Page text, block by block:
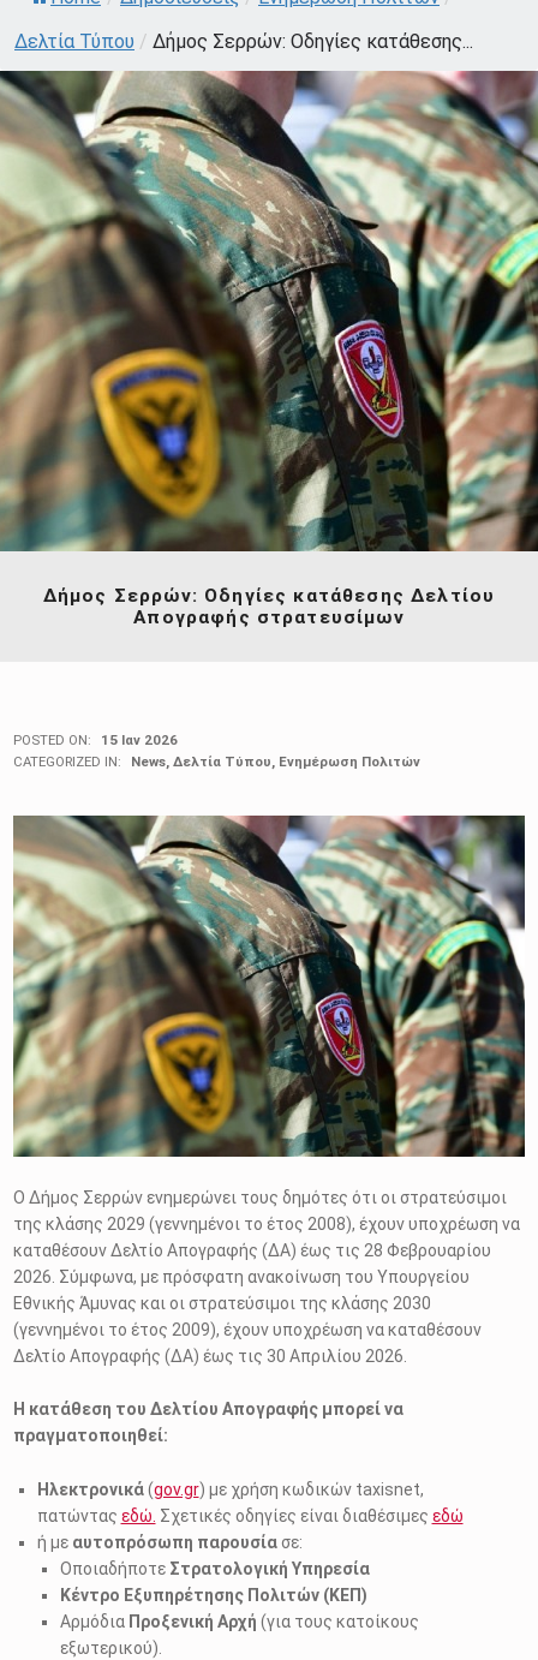
Δελτία Τύπου / Δήμος Σερρών: Οδηγίες κατάθεσης...
Δήμος Σερρών: Οδηγίες κατάθεσης Δελτίου
Απογραφής στρατευσίμων
POSTED ON:
15 Ιαν 2026
CATEGORIZED IN:
News, Δελτία Τύπου Ενημέρωση Πολιτών
Ο Δήμος Σερρών ενημερώνει τους δημότες ότι οι στρατεύσιμοι
της κλάσης 2029 (γεννημένοι το έτος 2008), έχουν υποχρέωση να
καταθέσουν Δελτίο Απογραφής (ΔΑ) έως τις 28 Φεβρουαρίου
2026. Σύμφωνα, με πρόσφατη ανακοίνωση του Υπουργείου
Εθνικής Άμυνας και οι στρατεύσιμοι της κλάσης 2030
(γεννημένοι το έτος 2009), έχουν υποχρέωση να καταθέσουν
Δελτίο Απογραφής (ΔΑ) έως τις 30 Απριλίου 2026.
Η κατάθεση του Δελτίου Απογραφής μπορεί να
πραγματοποιηθεί:
Ηλεκτρονικά(gov.gr) με χρήση κωδικών taxisnet,
πατώντας εδώ. Σχετικές οδηγίες είναι διαθέσιμες εδώ
ή με αυτοπρόσωπη παρουσίασε:
Οποιαδήποτε Στρατολογική Υπηρεσία
Κέντρο Εξυπηρέτησης Πολιτών (ΚΕΠ)
Αρμόδια Προξενική Αρχή (για τους κατοίκους
εξωτερικού).